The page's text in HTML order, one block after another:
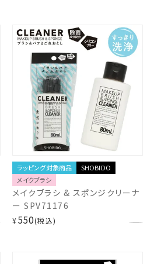
ラッピング対象商品
SHOBIDO
メイクブラシ
メイクブラシ & スポンジクリーナ
ー SPV71176
¥550 税込